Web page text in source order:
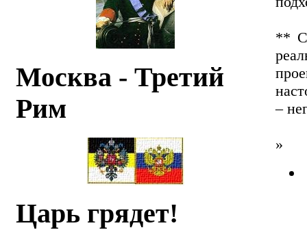
Москва - Третий
Рим
Царь грядет!
**
–
»